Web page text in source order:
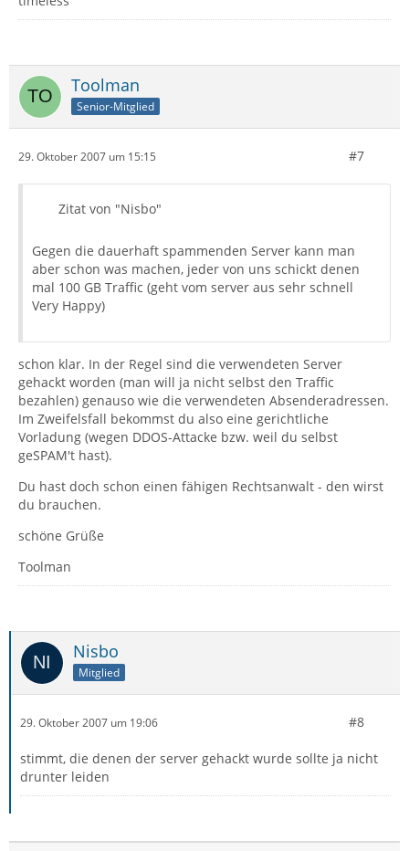
Toolman
Senior-Mitglied
29. Oktober 2007 um 15:15 #7
Zitat von "Nisbo"
Gegen die dauerhaft spammenden Server kann man
aber schon was machen, jeder von uns schickt denen
mal 100 GB Traffic (geht vom server aus sehr schnell
Very Happy)
schon klar. In der Regel sind die verwendeten Server
gehackt worden (man will ja nicht selbst den Traffic
bezahlen) genauso wie die verwendeten Absenderadressen.
Im Zweifelsfall bekommst du also eine gerichtliche
Vorladung (wegen DDOS-Attacke bzw. weil du selbst
geSPAM't hast).
Du hast doch schon einen fähigen Rechtsanwalt - den wirst
du brauchen.
schöne Grüße
Toolman
Nisbo
Mitglied
29. Oktober 2007 um 19:06 #8
stimmt, die denen der server gehackt wurde sollte ja nicht
drunter leiden